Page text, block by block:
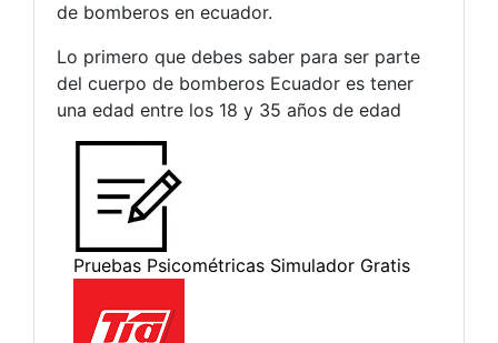
de bomberos en ecuador.
Lo primero que debes saber para ser parte
del cuerpo de bomberos Ecuador es tener
una edad entre los 18 y 35 años de edad